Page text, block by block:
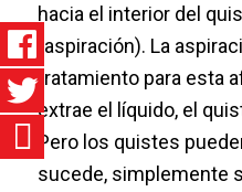
hacia el interior del
(aspiración). La
tratamiento para esta
extrae el líquido, el
Pero los quistes
sucede, simplemente